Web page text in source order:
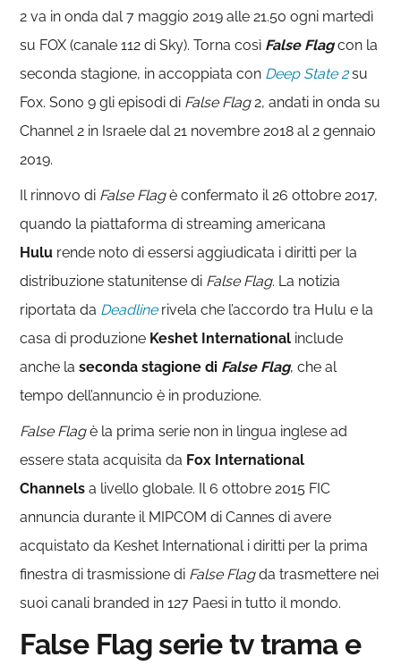
2 va in onda dal 7 maggio 2019 alle 21.50 ogni martedì
su FOX (canale 112 di Sky). Torna così False Flagcon la
seconda stagione, in accoppiata con Deep State 2su
Fox. Sono 9 gli episodi di False Flag2, andati in onda su
Channel 2 in Israele dal 21 novembre 2018 al 2 gennaio
2019.
Il rinnovo di False Flagè confermato il 26 ottobre 2017,
quando la piattaforma di streaming americana
Hulu rende noto di essersi aggiudicata i diritti per la
distribuzione statunitense di False Flag. La notizia
riportata da Deadlinerivela che l’accordo tra Hulu e la
casa di produzione Keshet International include
anche laseconda stagione di False Flag, che al
tempo dell’annuncio è in produzione.
False Flagè la prima serie non in lingua inglese ad
essere stata acquisita da Fox International
Channelsa livello globale. Il 6 ottobre 2015 FIC
annuncia durante il MIPCOM di Cannes di avere
acquistato da Keshet International i diritti per la prima
finestra di trasmissione di False Flagda trasmettere nei
suoi canali branded in 127 Paesi in tutto il mondo.
False Flag serie tv trama e